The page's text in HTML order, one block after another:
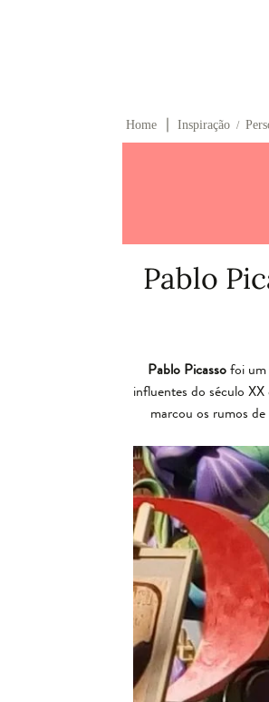
Home Inspiração /
Pablo
Pablo Picassofoi um
influentes do século
marcou os rumos